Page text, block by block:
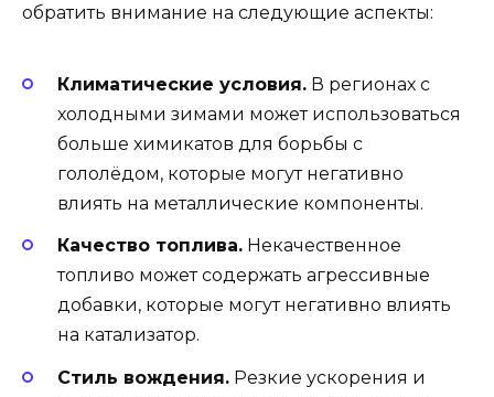
обратить внимание на следующие аспекты:
Климатические условия. В регионах с
холодными зимами может использоваться
больше химикатов для борьбы с
гололёдом, которые могут негативно
влиять на металлические компоненты.
Качество топлива. Некачественное
топливо может содержать агрессивные
добавки, которые могут негативно влиять
на катализатор.
Стиль вождения. Резкие ускорения и